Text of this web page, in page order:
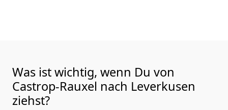
Was ist wichtig, wenn Du von
Castrop-Rauxel nach Leverkusen
ziehst?